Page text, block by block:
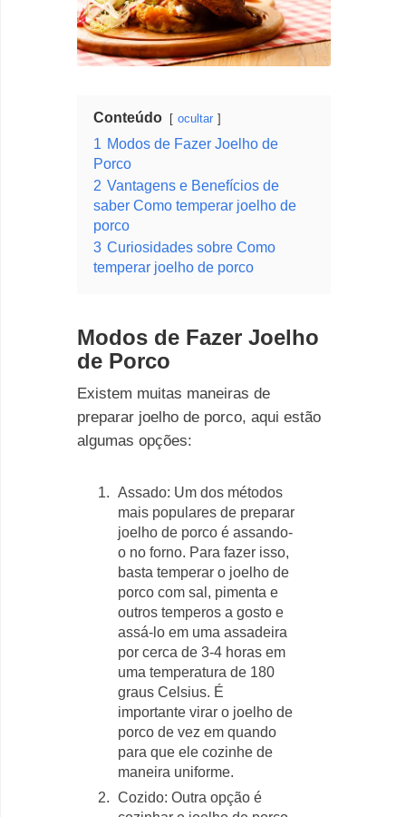
Conteúdo ocultar
1 Modos de Fazer Joelho de
Porco
2 Vantagens e Benefícios de
saber Como temperar joelho de
porco
3 Curiosidades sobre Como
temperar joelho de porco
Modos de Fazer Joelho
de Porco
Existem muitas maneiras de
preparar joelho de porco, aqui estão
algumas opções:
Assado: Um dos métodos
mais populares de preparar
joelho de porco é assando-
o no forno. Para fazer isso,
basta temperar o joelho de
porco com sal, pimenta e
outros temperos a gosto e
assá-lo em uma assadeira
por cerca de 3-4 horas em
uma temperatura de 180
graus Celsius. É
importante virar o joelho de
porco de vez em quando
para que ele cozinhe de
maneira uniforme.
Cozido: Outra opção é